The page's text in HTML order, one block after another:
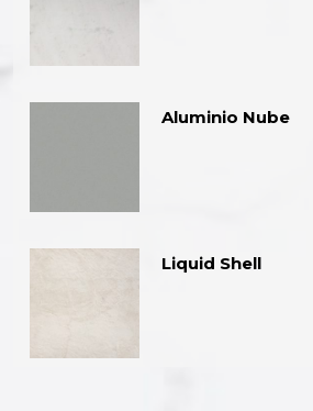
Aluminio Nube
Liquid Shell